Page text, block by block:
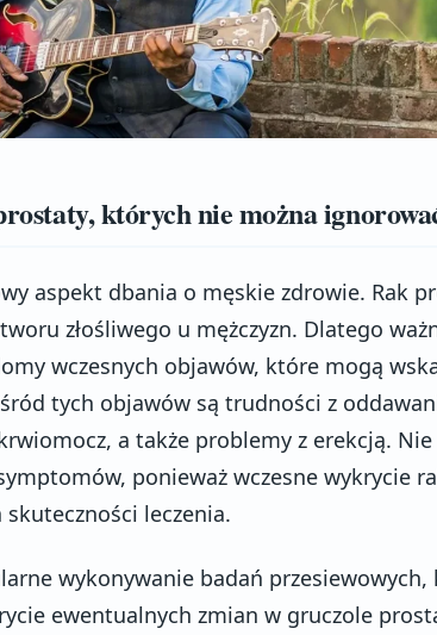
których nie można
aspekt dbania o męskie zdrowie. Rak
złośliwego u mężczyzn. Dlatego
wczesnych objawów, które mogą
tych objawów są trudności z
a także problemy z erekcją. Nie
ponieważ wczesne wykrycie
leczenia.
wykonywanie badań przesiewowych,
ewentualnych zmian w gruczole